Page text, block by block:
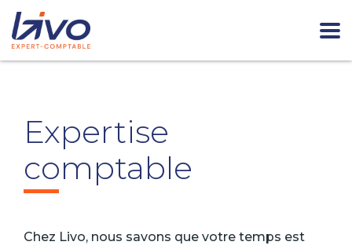
Accueil Expertise comptable
Expertise
comptable
Chez Livo, nous savons que votre temps est